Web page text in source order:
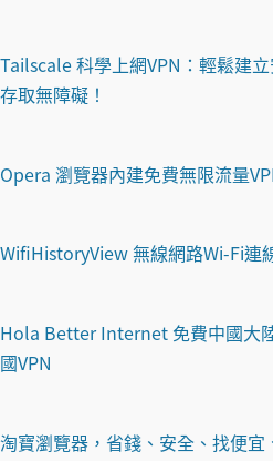
Tailscale 科學上網VPN：輕鬆建
存取無障礙！
Opera 瀏覽器內建免費無限流量
WifiHistoryView 無線網路Wi-Fi連
Hola Better Internet 免費中國大
國VPN
淘寶瀏覽器，省錢、安全、找便